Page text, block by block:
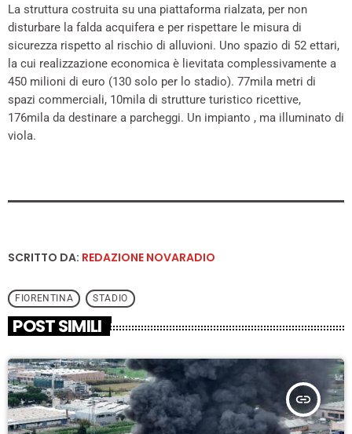
La struttura costruita su una piattaforma rialzata, per non
disturbare la falda acquifera e per rispettare le misura di
sicurezza rispetto al rischio di alluvioni. Uno spazio di 52 ettari,
la cui realizzazione economica è lievitata complessivamente a
450 milioni di euro (130 solo per lo stadio). 77mila metri di
spazi commerciali, 10mila di strutture turistico ricettive,
176mila da destinare a parcheggi. Un impianto , ma illuminato di
viola.
SCRITTO DA: REDAZIONE NOVARADIO
FIORENTINA STADIO
POST SIMILI
insert_link